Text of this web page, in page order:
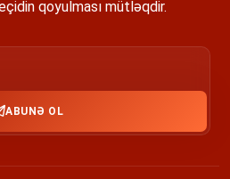
qoyulması mütləqdir.
ABUNƏ OL